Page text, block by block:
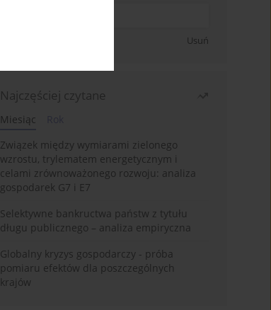
Usuń
Najczęściej czytane
Miesiąc
Związek między wymiarami zielonego
wzrostu, trylematem energetycznym i
celami zrównoważonego rozwoju: analiza
gospodarek G7 i E7
Selektywne bankructwa państw z tytułu
długu publicznego – analiza empiryczna
Globalny kryzys gospodarczy - próba
pomiaru efektów dla poszczególnych
krajów